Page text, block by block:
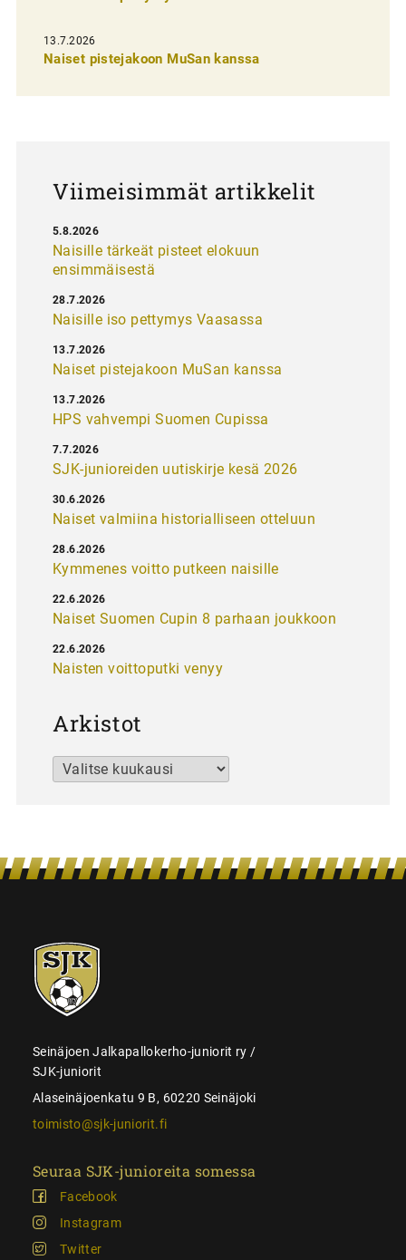
e
l
13.7.2026
Naiset pistejakoon MuSan kanssa
Viimeisimmät artikkelit
Naisille tärkeät pisteet elokuun
ensimmäisestä
5.8.2026
Naisille iso pettymys Vaasassa
28.7.2026
Naiset pistejakoon MuSan kanssa
13.7.2026
HPS vahvempi Suomen Cupissa
13.7.2026
SJK-junioreiden uutiskirje kesä 2026
7.7.2026
Naiset valmiina historialliseen otteluun
30.6.2026
Kymmenes voitto putkeen naisille
28.6.2026
Naiset Suomen Cupin 8 parhaan joukkoon
22.6.2026
Naisten voittoputki venyy
22.6.2026
Arkistot
Arkistot
SJK-
juniorit
Seinäjoen Jalkapallokerho-juniorit ry /
SJK-juniorit
Alaseinäjoenkatu 9 B, 60220 Seinäjoki
toimisto@sjk-juniorit.fi
Seuraa SJK-junioreita somessa
Facebook
Instagram
Twitter